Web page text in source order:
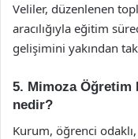
Veliler, düzenlenen
aracılığıyla eğitim
gelişimini yakından
5. Mimoza Öğretim
nedir?
Kurum, öğrenci